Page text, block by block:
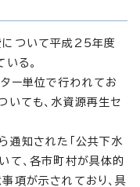
について平成25年度
る。
ー単位で行われてお
いても、水資源再生セ
通知された「公共下水
て、各市町村が具体的
項が示されており、具